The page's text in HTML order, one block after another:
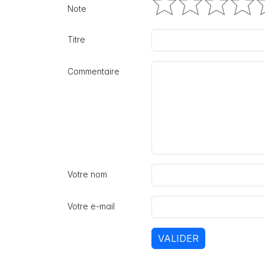
Note
Titre
Commentaire
Votre nom
Votre e-mail
VALIDER